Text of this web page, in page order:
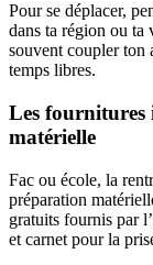
Pour se déplacer,
dans ta région ou ta
souvent coupler ton
temps libres.
Les fournitures
matérielle
Fac ou école, la
préparation
gratuits fournis par
et carnet pour la